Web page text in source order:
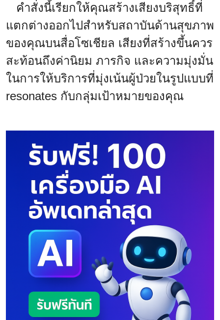
คำสั่งนี้เรียกให้คุณสร้างเสียงบริสุทธิ์ที่
แตกต่างออกไปสำหรับสถาบันด้านสุขภาพ
ของคุณบนสื่อโซเชียล เสียงที่สร้างขึ้นควร
สะท้อนถึงค่านิยม ภารกิจ และความมุ่งมั่น
ในการให้บริการที่มุ่งเน้นผู้ป่วยในรูปแบบที่
resonates กับกลุ่มเป้าหมายของคุณ